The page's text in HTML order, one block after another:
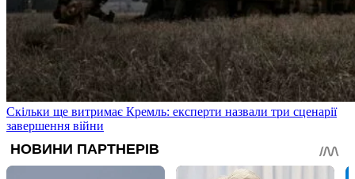
Скільки ще витримає Кремль: експерти назвали три сценарії
завершення війни